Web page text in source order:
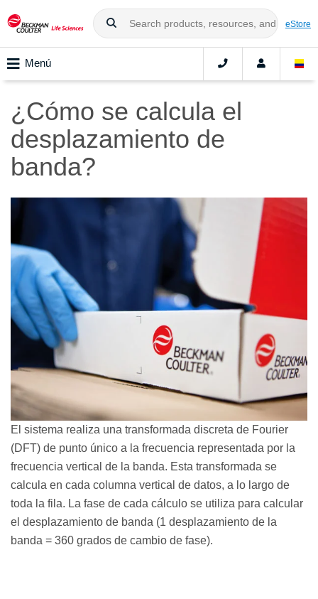
eStore
Menú
¿Cómo se calcula el
desplazamiento de
banda?
El sistema realiza una transformada discreta de Fourier
(DFT) de punto único a la frecuencia representada por la
frecuencia vertical de la banda. Esta transformada se
calcula en cada columna vertical de datos, a lo largo de
toda la fila. La fase de cada cálculo se utiliza para calcular
el desplazamiento de banda (1 desplazamiento de la
banda = 360 grados de cambio de fase).